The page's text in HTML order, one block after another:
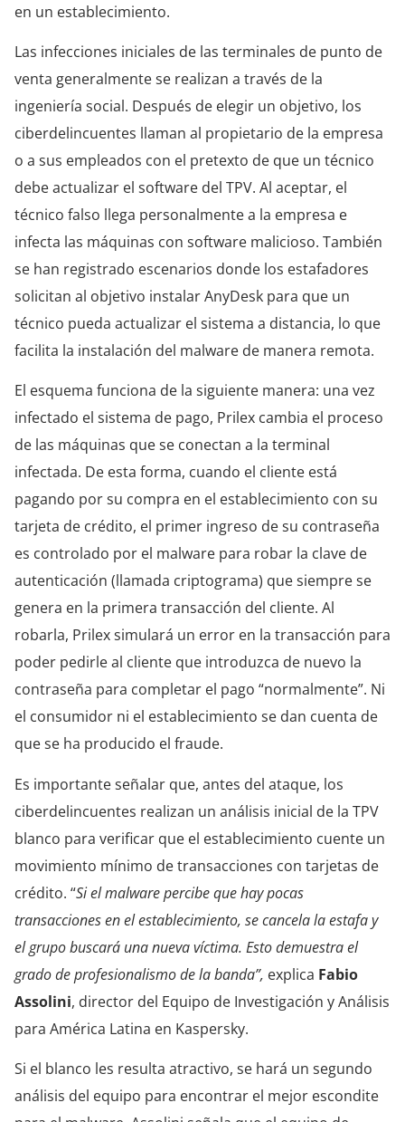
en un establecimiento.
Las infecciones iniciales de las terminales de punto de
venta generalmente se realizan a través de la
ingeniería social. Después de elegir un objetivo, los
ciberdelincuentes llaman al propietario de la empresa
o a sus empleados con el pretexto de que un técnico
debe actualizar el software del TPV. Al aceptar, el
técnico falso llega personalmente a la empresa e
infecta las máquinas con software malicioso. También
se han registrado escenarios donde los estafadores
solicitan al objetivo instalar AnyDesk para que un
técnico pueda actualizar el sistema a distancia, lo que
facilita la instalación del malware de manera remota.
El esquema funciona de la siguiente manera: una vez
infectado el sistema de pago, Prilex cambia el proceso
de las máquinas que se conectan a la terminal
infectada. De esta forma, cuando el cliente está
pagando por su compra en el establecimiento con su
tarjeta de crédito, el primer ingreso de su contraseña
es controlado por el malware para robar la clave de
autenticación (llamada criptograma) que siempre se
genera en la primera transacción del cliente. Al
robarla, Prilex simulará un error en la transacción para
poder pedirle al cliente que introduzca de nuevo la
contraseña para completar el pago “normalmente”. Ni
el consumidor ni el establecimiento se dan cuenta de
que se ha producido el fraude.
Es importante señalar que, antes del ataque, los
ciberdelincuentes realizan un análisis inicial de la TPV
blanco para verificar que el establecimiento cuente un
movimiento mínimo de transacciones con tarjetas de
crédito. “Si el malware percibe que hay pocas
transacciones en el establecimiento, se cancela la estafa y
el grupo buscará una nueva víctima. Esto demuestra el
grado de profesionalismo de la banda”, explica Fabio
Assolini, director del Equipo de Investigación y Análisis
para América Latina en Kaspersky.
Si el blanco les resulta atractivo, se hará un segundo
análisis del equipo para encontrar el mejor escondite